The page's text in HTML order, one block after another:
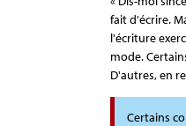
fait d'écrire.
l'écriture
mode.
D'autres, en
Certains